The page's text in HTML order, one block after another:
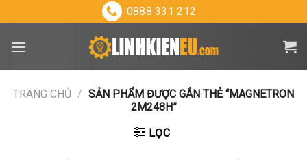
to
content
0888 331 212
TRANG CHỦ / SẢN PHẨM ĐƯỢC GẮN THẺ “MAGNETRON
2M248H”
LỌC